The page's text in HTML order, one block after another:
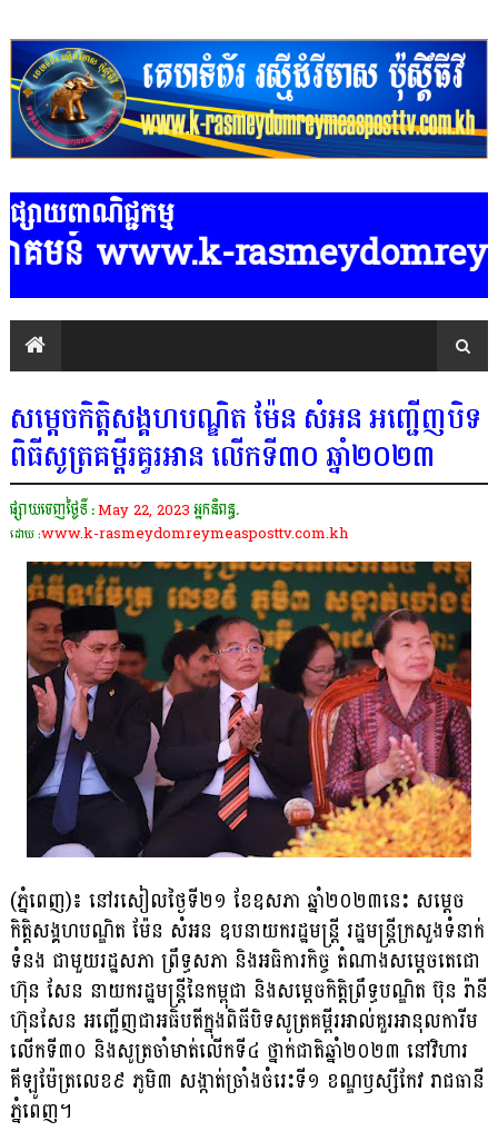
ផ្សាយពាណិជ្ជកម្ម
មន៍ www.k-
សម្តេចកិត្តិសង្គហបណ្ឌិត ម៉ែន សំអន អញ្ជើញបិទ
ពិធីសូត្រគម្ពីរគួរអាន លើកទី៣០ ឆ្នាំ២០២៣
ផ្សាយចេញថ្ងៃទី :May 22, 2023 អ្នកនិពន្ធ.
ដោយ :www.k-rasmeydomreymeasposttv.com.kh
(ភ្នំពេញ)៖ នៅរសៀលថ្ងៃទី២១ ខែឧសភា ឆ្នាំ២០២៣នេះ សម្តេច
កិត្តិសង្គហបណ្ឌិត ម៉ែន សំអន ឧបនាយករដ្ឋមន្ត្រី រដ្ឋមន្ត្រីក្រសួងទំនាក់
ទំនង ជាមួយរដ្ឋសភា ព្រឹទ្ធសភា និងអធិការកិច្ច តំណាងសម្ដេចតេជោ
ហ៊ុន សែន នាយករដ្ឋមន្រ្តីនៃកម្ពុជា និងសម្តេចកិត្តិព្រឹទ្ធបណ្ឌិត ប៊ុន រ៉ានី
ហ៊ុនសែន អញ្ជើញជាអធិបតីក្នុងពិធីបិទសូត្រគម្ពីរអាល់គួរអានុលការីម
លើកទី៣០ និងសូត្រចាំមាត់លើកទី៤ ថ្នាក់ជាតិឆ្នាំ២០២៣ នៅវិហារ
គីឡូម៉ែត្រលេខ៩ ភូមិ៣ សង្កាត់ច្រាំងចំរេះទី១ ខណ្ឌឫស្សីកែវ រាជធានី
ភ្នំពេញ។